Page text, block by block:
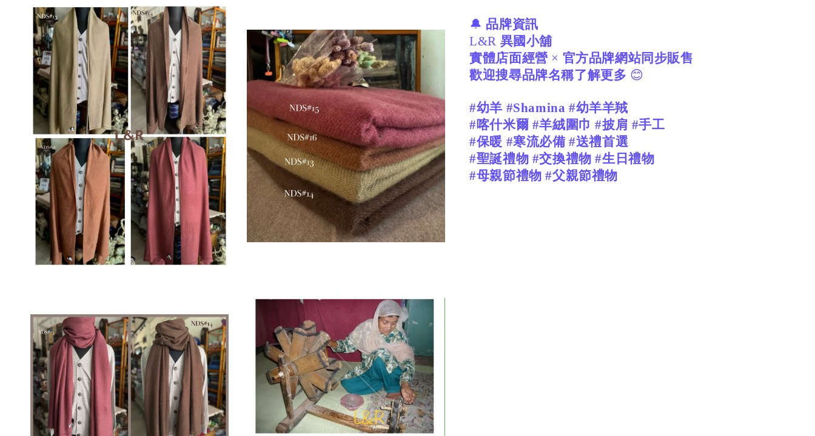
🔔 品牌資訊
L&R 異國小舖
實體店面經營 × 官方品牌網站同步販售
歡迎搜尋品牌名稱了解更多 😊
#幼羊 #Shamina #幼羊羊羢
#喀什米爾 #羊絨圍巾 #披肩 #手工
#保暖 #寒流必備 #送禮首選
#聖誕禮物 #交換禮物 #生日禮物
#母親節禮物 #父親節禮物